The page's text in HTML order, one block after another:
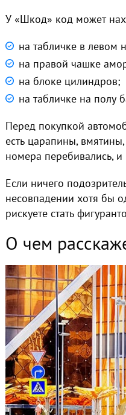
У «Шкод» код может
на табличке в левом
на правой чашке
на блоке цилиндров;
на табличке на полу
Перед покупкой
есть царапины,
номера перебивались,
Если ничего
несовпадении хотя бы
рискуете стать
О чем